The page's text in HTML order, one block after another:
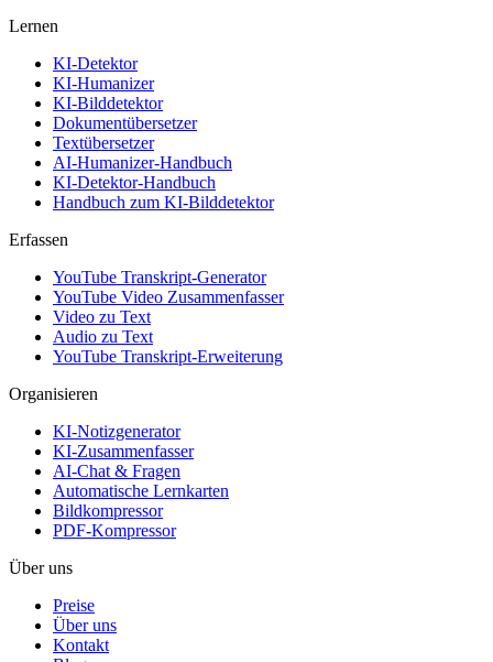
Lernen
KI-Detektor
KI-Humanizer
KI-Bilddetektor
Dokumentübersetzer
Textübersetzer
AI-Humanizer-Handbuch
KI-Detektor-Handbuch
Handbuch zum KI-Bilddetektor
Erfassen
YouTube Transkript-Generator
YouTube Video Zusammenfasser
Video zu Text
Audio zu Text
YouTube Transkript-Erweiterung
Organisieren
KI-Notizgenerator
KI-Zusammenfasser
AI-Chat & Fragen
Automatische Lernkarten
Bildkompressor
PDF-Kompressor
Über uns
Preise
Über uns
Kontakt